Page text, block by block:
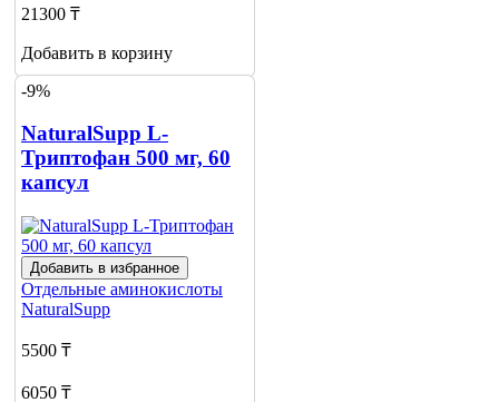
21300 ₸
Добавить в корзину
-9%
NaturalSupp L-
Триптофан 500 мг, 60
капсул
Добавить в избранное
Отдельные аминокислоты
NaturalSupp
5500 ₸
6050 ₸